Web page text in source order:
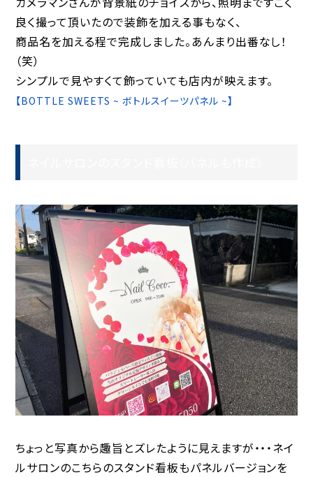
良く撮って頂いたので装飾を加える事もなく、
商品名を加える程で完成しました。あんまり出番なし！
（笑）
シンプルで見やすくて飾っていても店内が映えます。
【BOTTLE SWEETS ~ ボトルスイーツパネル ~】
ちょっと写真から趣旨とズレたように見えますが・・・ネイ
ルサロンのこちらのスタンド看板もパネルバージョンを